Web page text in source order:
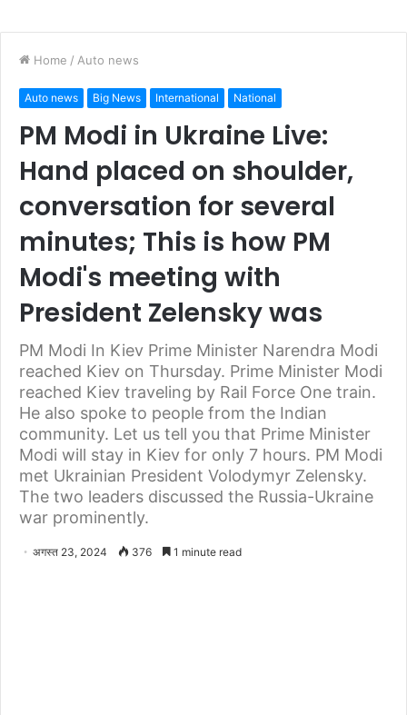
Home / Auto news
Auto news Big News International National
PM Modi in Ukraine Live:
Hand placed on shoulder,
conversation for several
minutes; This is how PM
Modi's meeting with
President Zelensky was
PM Modi In Kiev Prime Minister Narendra Modi
reached Kiev on Thursday. Prime Minister Modi
reached Kiev traveling by Rail Force One train.
He also spoke to people from the Indian
community. Let us tell you that Prime Minister
Modi will stay in Kiev for only 7 hours. PM Modi
met Ukrainian President Volodymyr Zelensky.
The two leaders discussed the Russia-Ukraine
war prominently.
अगस्त 23, 2024 376 1 minute read